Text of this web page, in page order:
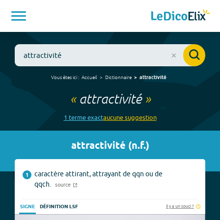
Vous êtes ici : Accueil Dictionnaire attractivité
« attractivité»
1 termeexactaucunesuggestion
attractivité (n.f.)
1
caractère attirant, attrayant de qqn ou de
qqch.
source
SIGNE DÉFINITION LSF Il y a un souci ?